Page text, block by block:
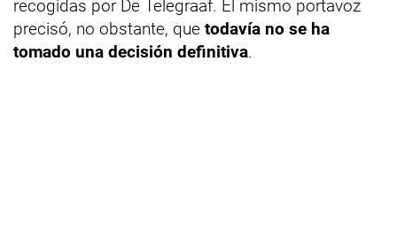
recogidas por De Telegraaf. El mismo portavoz
precisó, no obstante, que todavía no se ha
tomado una decisión definitiva.